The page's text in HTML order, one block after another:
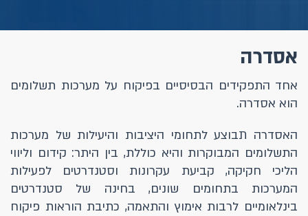
אסדרה
אחד התפקידים הבסיסיים בפיקוח על מערכות תשלומים
הוא אסדרה.
האסדרה תבוצע לתחומי היציבות והיעילות של מערכות
התשלומים המבוקרות והיא כוללת, בין היתר: קידום וליווי
הליכי חקיקה, קביעת עקרונות וסטנדרטים לפעילות
המערכות בתחומים שונים, בחינה של סטנדרטים
בינלאומיים לרבות אימוץ והתאמה, כתיבת הוראות פיקוח